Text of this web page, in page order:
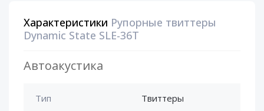
Характеристики Рупорные твиттеры
Dynamic State SLE-36T
Автоакустика
Тип Твиттеры